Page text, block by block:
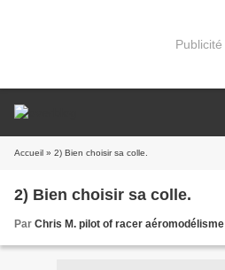
Publicité
Accueil » 2) Bien choisir sa colle.
2) Bien choisir sa colle.
Par Chris M. pilot of racer aéromodélisme